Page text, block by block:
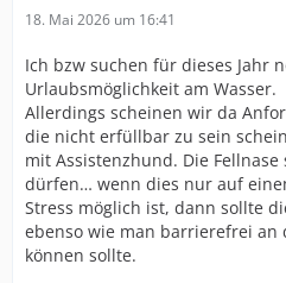
18. Mai 2026 um 16:41
Ich bzw suchen für dieses Jahr
Urlaubsmöglichkeit am Wasser.
Allerdings scheinen wir da
die nicht erfüllbar zu sein
mit Assistenzhund. Die
dürfen… wenn dies nur auf
Stress möglich ist, dann sollte
ebenso wie man barrierefrei an
können sollte.